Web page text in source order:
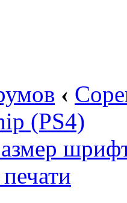
‹
(PS4)